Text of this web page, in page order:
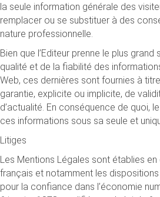
la seule information générale des
remplacer ou se substituer à des
nature professionnelle.
Bien que l’Editeur prenne le plus grand
qualité et de la fiabilité des
Web, ces dernières sont fournies à
garantie, explicite ou implicite, de
d’actualité. En conséquence de quoi,
ces informations sous sa seule et
Litiges
Les Mentions Légales sont établies
français et notamment les
pour la confiance dans l’économie